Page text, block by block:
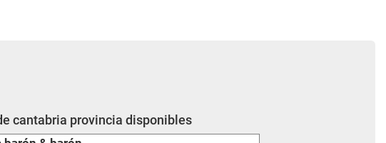
cantabria provincia disponibles